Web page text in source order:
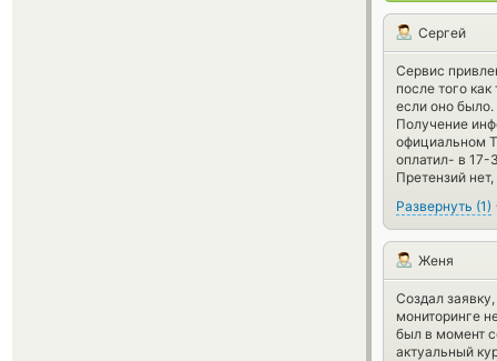
Сергей
Сервис
после того
если оно было.
Получение
официальном
оплатил- в 17-
Претензий
Развернуть (1)
Женя
Создал
мониторинге
был в момент
актуальный